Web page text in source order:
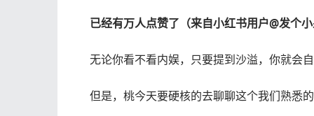
已经有万人点赞了（来自小红书用户@发个
无论你看不看内娱，只要提到沙溢，你就会
但是，桃今天要硬核的去聊聊这个我们熟悉